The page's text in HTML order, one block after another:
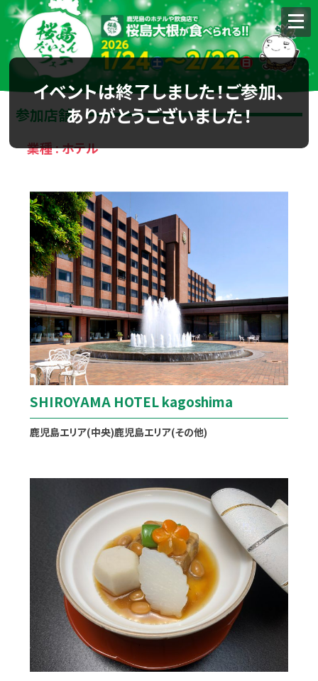
イベントは終了しました！ご参加、
ありがとうございました！
参加店舗
業種 : ホテル
SHIROYAMA HOTEL kagoshima
鹿児島エリア(中央)鹿児島エリア(その他)